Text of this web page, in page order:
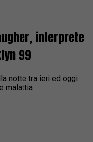
interprete
99
notte tra ieri ed oggi
malattia